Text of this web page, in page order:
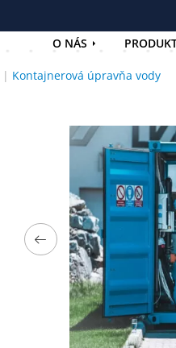
O NÁS
Kontajnerová úpravňa vody